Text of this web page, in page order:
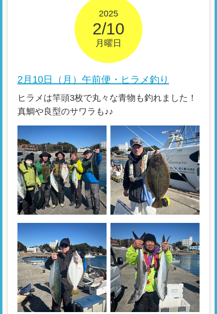
2025
2/10
月曜日
2月10日（月）午前便・ヒラメ釣り
ヒラメは竿頭3枚で丸々な青物も釣れました！
真鯛や良型のサワラも♪♪